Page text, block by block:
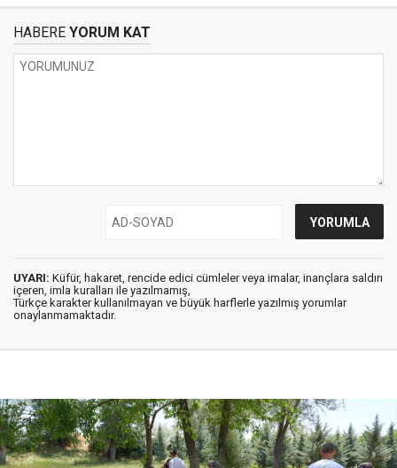
HABERE YORUM KAT
UYARI: Küfür, hakaret, rencide edici cümleler veya imalar, inançlara saldırı
içeren, imla kuralları ile yazılmamış,
Türkçe karakter kullanılmayan ve büyük harflerle yazılmış yorumlar
onaylanmamaktadır.